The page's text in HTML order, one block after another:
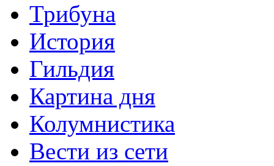
Трибуна
История
Гильдия
Картина дня
Колумнистика
Вести из сети